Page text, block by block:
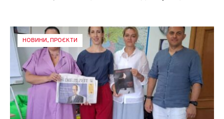
НОВИНИ,ПРОЄКТИ